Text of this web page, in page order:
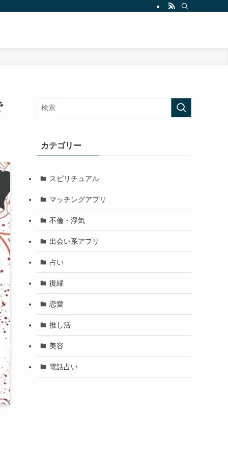
カテゴリー
スピリチュアル
マッチングアプリ
不倫・浮気
出会い系アプリ
占い
復縁
恋愛
推し活
美容
電話占い